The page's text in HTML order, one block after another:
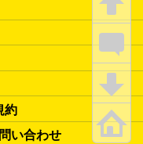
約
い合わせ